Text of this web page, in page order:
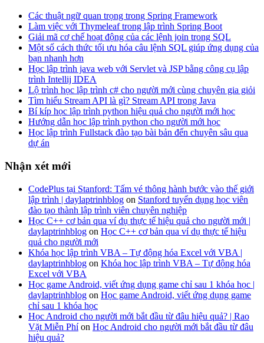
Các thuật ngữ quan trọng trong Spring Framework
Làm việc với Thymeleaf trong lập trình Spring Boot
Giải mã cơ chế hoạt động của các lệnh join trong SQL
Một số cách thức tối ưu hóa câu lệnh SQL giúp ứng dụng của
bạn nhanh hơn
Học lập trình java web với Servlet và JSP bằng công cụ lập
trình Intellij IDEA
Lộ trình học lập trình c# cho người mới cùng chuyên gia giỏi
Tìm hiểu Stream API là gì? Stream API trong Java
Bí kíp học lập trình python hiệu quả cho người mới học
Hướng dẫn học lập trình python cho người mới học
Học lập trình Fullstack đào tạo bài bản đến chuyên sâu qua
dự án
Nhận xét mới
CodePlus tại Stanford: Tấm vé thông hành bước vào thế giới
lập trình | daylaptrinhblog on Stanford tuyển dụng học viên
đào tạo thành lập trình viên chuyên nghiệp
Học C++ cơ bản qua ví dụ thực tế hiệu quả cho người mới |
daylaptrinhblog on Học C++ cơ bản qua ví dụ thực tế hiệu
quả cho người mới
Khóa học lập trình VBA – Tự động hóa Excel với VBA |
daylaptrinhblog on Khóa học lập trình VBA – Tự động hóa
Excel với VBA
Học game Android, viết ứng dụng game chỉ sau 1 khóa học |
daylaptrinhblog on Học game Android, viết ứng dụng game
chỉ sau 1 khóa học
Học Android cho người mới bắt đầu từ đâu hiệu quả? | Rao
Vặt Miễn Phíon Học Android cho người mới bắt đầu từ đâu
hiệu quả?